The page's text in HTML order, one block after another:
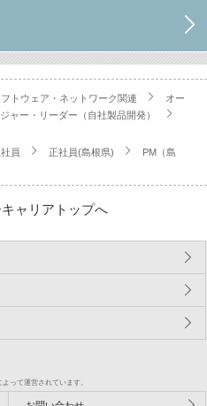
フトウェア・ネットワーク関連
オー
ャー・リーダー（自社製品開発）
員 正社員(島根県)
PM（島
ャリアトップへ
って運営されています。